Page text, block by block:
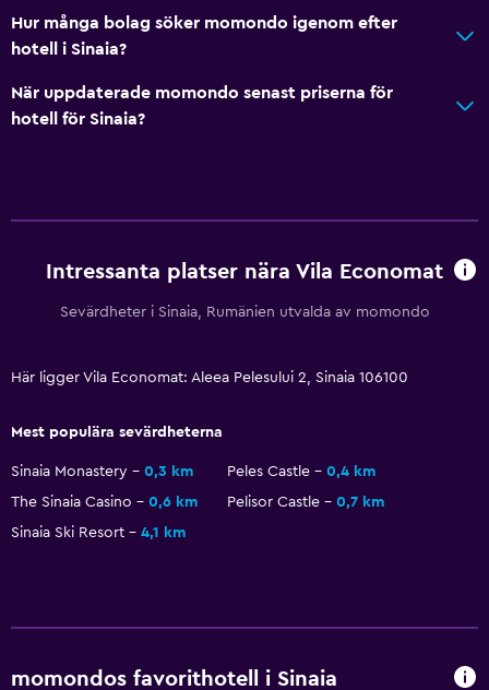
Tjänster och bekvämligheter
Kassaskåp
Tillgänglighet och lämplighet
Hela enheten ligger på bottenvåningen
Övre våningar nås via trappor
Media och underhållning
Flat-screen TV
Kabel- eller satellit-TV
Tvättstuga
Hur många bolag söker momondo igenom efter
hotell i Sinaia?
När uppdaterade momondo senast priserna för
hotell för Sinaia?
Intressanta platser nära Vila Economat
Sevärdheter i Sinaia, Rumänien utvalda av momondo
Här ligger Vila Economat: Aleea Pelesului 2, Sinaia 106100
Mest populära sevärdheterna
Sinaia Monastery 0,3 km Peles Castle
0,4 km
The Sinaia Casino
0,6 km Pelisor Castle
0,7 km
Sinaia Ski Resort
4,1 km
momondos favorithotell i Sinaia